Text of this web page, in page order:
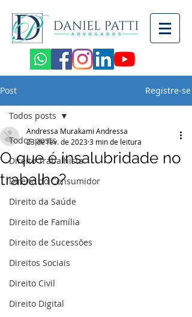
Post Registre-se
Todos posts
Direito Trabalhista
Direito do Consumidor
Direito da Saúde
Direito de Família
Direito de Sucessões
Direitos Sociais
Direito Civil
Direito Digital
Todos posts
O que é insalubridade no
trabalho?
Andressa Murakami Andressa
23 de fev. de 20233 min de leitura